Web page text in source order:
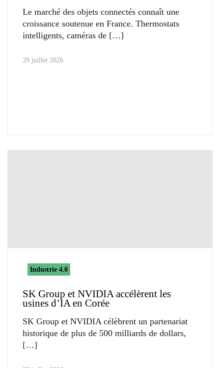
Le marché des objets connectés connaît une
croissance soutenue en France. Thermostats
intelligents, caméras de
29 juillet 2026
Industrie 4.0
SK Group et NVIDIA accélèrent les
usines d’IA en Corée
SK Group et NVIDIA célèbrent un partenariat
historique de plus de 500 milliards de dollars,